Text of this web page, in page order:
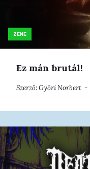
ZENE
Ez mán brutál!
Szerző:Győri Norbert